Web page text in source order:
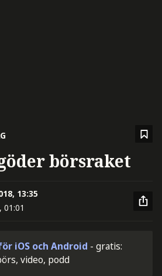
börsraket
13:35
01:01
iOS och Android - gratis:
video, podd